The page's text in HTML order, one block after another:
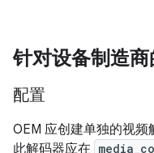
针对设备制造商
配置
OEM 应创建单独的视频
此解码器应在